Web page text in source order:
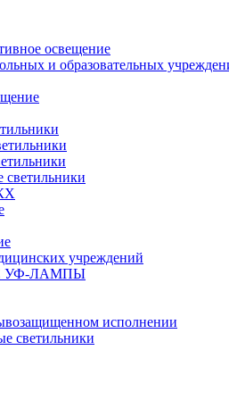
освещение
и образовательных
светильники
учреждений
УФ-ЛАМПЫ
исполнении
светильники